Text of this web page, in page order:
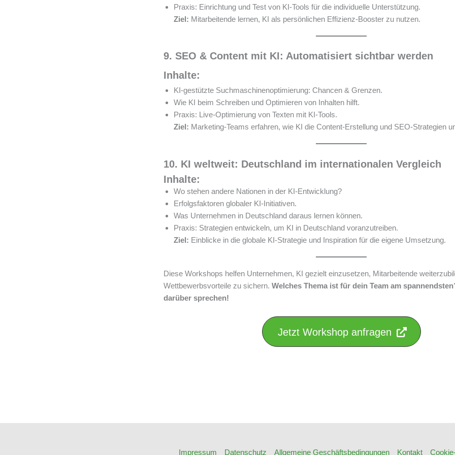
Praxis: Einrichtung und Test von KI-Tools für die individuelle Unterstützung.
Ziel: Mitarbeitende lernen, KI als persönlichen Effizienz-Booster zu nutzen.
9. SEO & Content mit KI: Automatisiert sichtbar werden
Inhalte:
KI-gestützte Suchmaschinenoptimierung: Chancen & Grenzen.
Wie KI beim Schreiben und Optimieren von Inhalten hilft.
Praxis: Live-Optimierung von Texten mit KI-Tools.
Ziel: Marketing-Teams erfahren, wie KI die Content-Erstellung und SEO-Strategien
10. KI weltweit: Deutschland im internationalen Vergleich
Inhalte:
Wo stehen andere Nationen in der KI-Entwicklung?
Erfolgsfaktoren globaler KI-Initiativen.
Was Unternehmen in Deutschland daraus lernen können.
Praxis: Strategien entwickeln, um KI in Deutschland voranzutreiben.
Ziel: Einblicke in die globale KI-Strategie und Inspiration für die eigene Umsetzung.
Diese Workshops helfen Unternehmen, KI gezielt einzusetzen, Mitarbeitende
Wettbewerbsvorteile zu sichern. Welches Thema ist für dein Team am
darüber sprechen!
Jetzt Workshop anfragen
Impressum Datenschutz Allgemeine Geschäftsbedingungen Kontakt